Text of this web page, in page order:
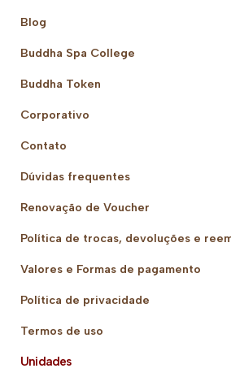
Blog
Buddha Spa College
Buddha Token
Corporativo
Contato
Dúvidas frequentes
Renovação de Voucher
Política de trocas, devoluções e
Valores e Formas de pagamento
Política de privacidade
Termos de uso
Unidades